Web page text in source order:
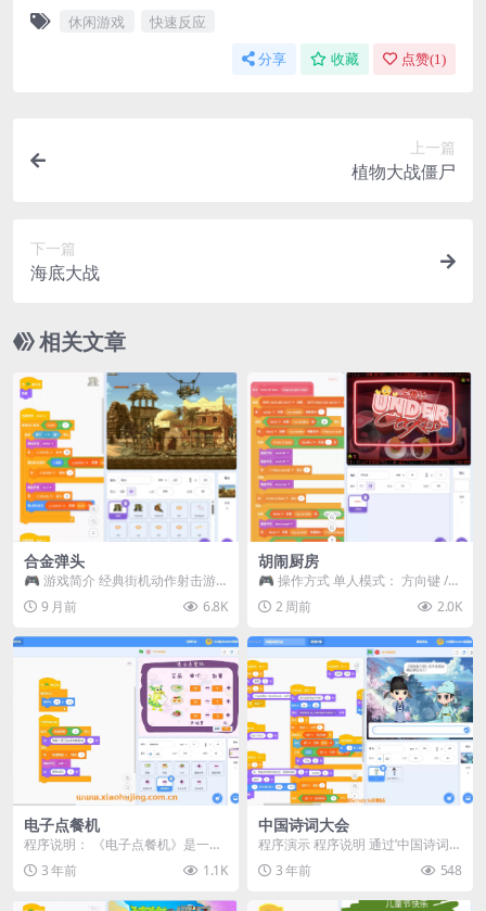
休闲游戏 快速反应
分享 收藏 点赞(1)
上一篇
植物大战僵尸
下一篇
海底大战
相关文章
合金弹头
🎮 游戏简介 经典街机动作射击游
戏 《Metal Slug》 的 Scratch...
9 月前 6.8K
胡闹厨房
🎮 操作方式 单人模式： 方向键 /
WASD —— 移动 Z / K —— 抓...
2 周前 2.0K
电子点餐机
程序说明： 《电子点餐机》是一个
基于Scratch平台开发的入门级小程
序，该程序...
3 年前 1.1K
中国诗词大会
程序演示 程序说明 通过’中国诗词大
会’Scratch程...
3 年前 548